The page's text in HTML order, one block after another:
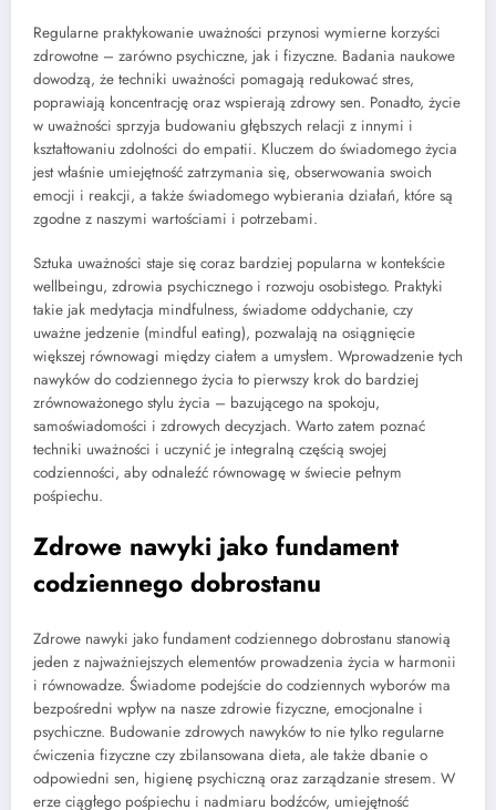
Regularne praktykowanie uważności przynosi wymierne korzyści
zdrowotne – zarówno psychiczne, jak i fizyczne. Badania naukowe
dowodzą, że techniki uważności pomagają redukować stres,
poprawiają koncentrację oraz wspierają zdrowy sen. Ponadto, życie
w uważności sprzyja budowaniu głębszych relacji z innymi i
kształtowaniu zdolności do empatii. Kluczem do świadomego życia
jest właśnie umiejętność zatrzymania się, obserwowania swoich
emocji i reakcji, a także świadomego wybierania działań, które są
zgodne z naszymi wartościami i potrzebami.
Sztuka uważności staje się coraz bardziej popularna w kontekście
wellbeingu, zdrowia psychicznego i rozwoju osobistego. Praktyki
takie jak medytacja mindfulness, świadome oddychanie, czy
uważne jedzenie (mindful eating), pozwalają na osiągnięcie
większej równowagi między ciałem a umysłem. Wprowadzenie tych
nawyków do codziennego życia to pierwszy krok do bardziej
zrównoważonego stylu życia – bazującego na spokoju,
samoświadomości i zdrowych decyzjach. Warto zatem poznać
techniki uważności i uczynić je integralną częścią swojej
codzienności, aby odnaleźć równowagę w świecie pełnym
pośpiechu.
Zdrowe nawyki jako fundament
codziennego dobrostanu
Zdrowe nawyki jako fundament codziennego dobrostanu stanowią
jeden z najważniejszych elementów prowadzenia życia w harmonii
i równowadze. Świadome podejście do codziennych wyborów ma
bezpośredni wpływ na nasze zdrowie fizyczne, emocjonalne i
psychiczne. Budowanie zdrowych nawyków to nie tylko regularne
ćwiczenia fizyczne czy zbilansowana dieta, ale także dbanie o
odpowiedni sen, higienę psychiczną oraz zarządzanie stresem. W
erze ciągłego pośpiechu i nadmiaru bodźców, umiejętność